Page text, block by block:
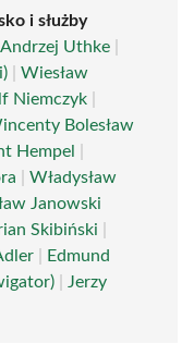
i służby
Andrzej Uthke
Wiesław
Niemczyk
Bolesław
Hempel
Władysław
Janowski
Skibiński
Edmund
Jerzy